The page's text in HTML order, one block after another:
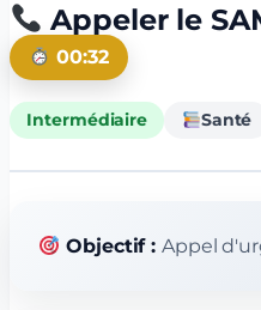
Appeler le
00:32
Intermédiaire Santé
Objectif :Appel